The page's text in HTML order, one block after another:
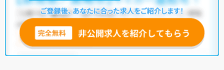
いただくか、お気軽にお問い合わせください。
全国の作業療法士求人から検索いただくことも可能です。
無料転職支援サービス
にお申し込みいただくと、ご希望条件をヒアリン
グした上で求人をご提案いたします。
ご希望条件がまだ定まっていない方は人気の希望条件をピックアップし